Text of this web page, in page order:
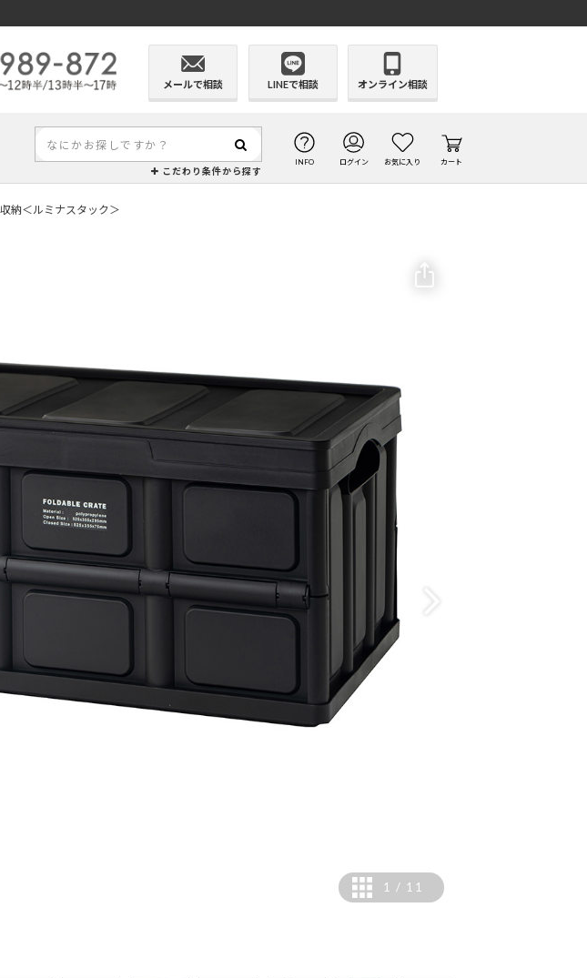
メールで相談 LINEで相談 オンライン相談
こだわり条件から探す
INFO ログイン お気に入り カート
納＜ルミナスタック＞
1 / 11